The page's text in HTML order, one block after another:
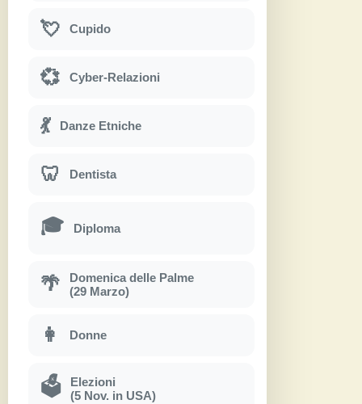
💘 Cupido
💞 Cyber-Relazioni
💃 Danze Etniche
🦷 Dentista
🎓 Diploma
🌴
Domenica delle Palme
(29 Marzo)
👩 Donne
🗳
Elezioni
(5 Nov. in USA)